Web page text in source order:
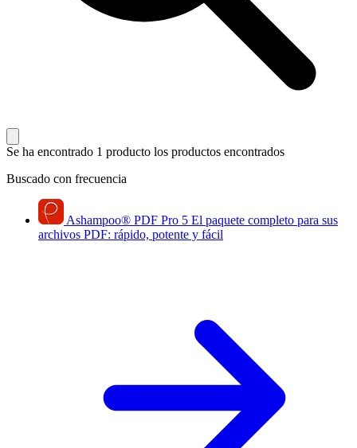
Se ha encontrado 1 producto los productos encontrados
Buscado con frecuencia
Ashampoo® PDF Pro 5 El paquete completo para sus
archivos PDF: rápido, potente y fácil